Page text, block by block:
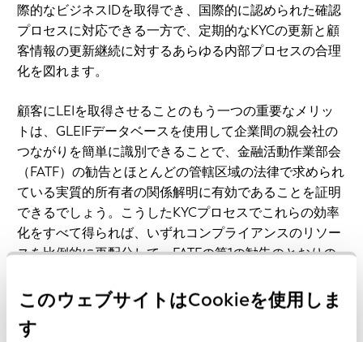
このウェブサイトはCookieを使用しま
す
際的なビジネスIDを取得でき、国際的に認められた確認
プロセスに対応できる一方で、定期的なKYCの更新と顧
客情報の更新継続に対するあらゆる内部プロセスの合理
化を図れます。
顧客にLEIを取得させることのもう一つの重要なメリッ
トは、GLEIFデータベースを使用して企業間の親会社の
つながりを簡単に識別できることで、金融活動作業部会
（FATF）の勧告とほとんどの管轄区域の法律で求められ
ている実質的所有者の関係解明に有効であることを証明
できるでしょう。こうしたKYCプロセスでこれらの効率
化をすべて得られば、いずれコンプライアンスのリソー
スを比例的に再配分して、FATFの第1の勧告のとおりの
よってほとんどの国際法および国内法につなげられるで
しょう。